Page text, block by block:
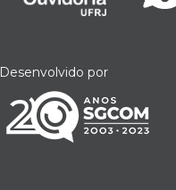
Desenvolvido por